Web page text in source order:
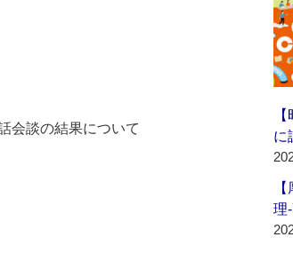
会談の結果について
に
理